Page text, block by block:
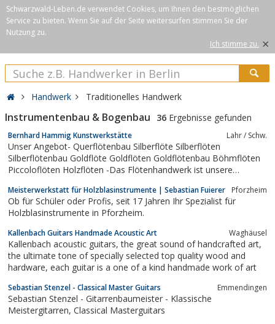
Schwarzwald-Leben.de verwendet Cookies, um Ihnen den bestmöglichen
Service zu bieten. Wenn Sie auf der Seite weitersurfen stimmen Sie der
Nutzung zu.
Ich stimme zu. ×
Handwerk Traditionelles Handwerk
Instrumentenbau & Bogenbau 36 Ergebnisse gefunden
Bernhard Hammig Kunstwerkstätte Lahr / Schw.
Unser Angebot- Querflötenbau Silberflöte Silberflöten
Silberflötenbau Goldflöte Goldflöten Goldflötenbau Böhmflöten
Piccoloflöten Holzflöten -Das Flötenhandwerk ist unsere
Roswitha Staege, BerlinWir haben eine spezielle Goldlegierung
die alle...
Meisterwerkstatt für Holzblasinstrumente | Sebastian Fuierer Pforzheim
Ob für Schüler oder Profis, seit 17 Jahren Ihr Spezialist für
Holzblasinstrumente in Pforzheim.
Kallenbach Guitars Handmade Acoustic Art Waghäusel
Kallenbach acoustic guitars, the great sound of handcrafted art,
the ultimate tone of specially selected top quality wood and
hardware, each guitar is a one of a kind handmade work of art
Sebastian Stenzel - Classical Master Guitars Emmendingen
Sebastian Stenzel - Gitarrenbaumeister - Klassische
Meistergitarren, Classical Masterguitars